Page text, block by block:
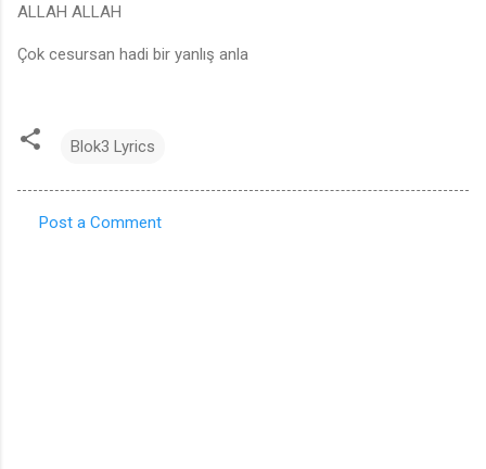
ALLAH ALLAH
Çok cesursan hadi bir yanlış anla
Blok3 Lyrics
Post a Comment